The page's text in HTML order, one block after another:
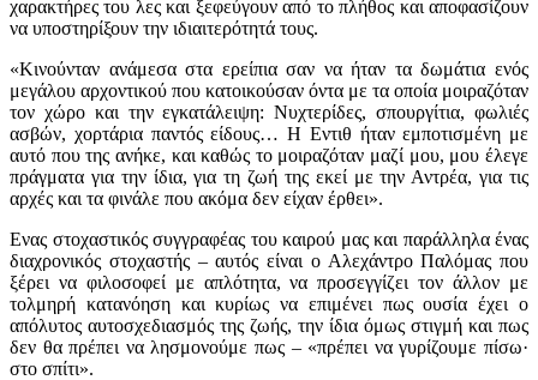
χαρακτήρες του λες και ξεφεύγουν από το πλήθος και αποφασίζουν
να υποστηρίξουν την ιδιαιτερότητά τους.
«Κινούνταν ανάμεσα στα ερείπια σαν να ήταν τα δωμάτια ενός
μεγάλου αρχοντικού που κατοικούσαν όντα με τα οποία μοιραζόταν
τον χώρο και την εγκατάλειψη: Νυχτερίδες, σπουργίτια, φωλιές
ασβών, χορτάρια παντός είδους… Η Εντιθ ήταν εμποτισμένη με
αυτό που της ανήκε, και καθώς το μοιραζόταν μαζί μου, μου έλεγε
πράγματα για την ίδια, για τη ζωή της εκεί με την Αντρέα, για τις
αρχές και τα φινάλε που ακόμα δεν είχαν έρθει».
Ενας στοχαστικός συγγραφέας του καιρού μας και παράλληλα ένας
διαχρονικός στοχαστής – αυτός είναι ο Αλεχάντρο Παλόμας που
ξέρει να φιλοσοφεί με απλότητα, να προσεγγίζει τον άλλον με
τολμηρή κατανόηση και κυρίως να επιμένει πως ουσία έχει ο
απόλυτος αυτοσχεδιασμός της ζωής, την ίδια όμως στιγμή και πως
δεν θα πρέπει να λησμονούμε πως – «πρέπει να γυρίζουμε πίσω·
στο σπίτι».